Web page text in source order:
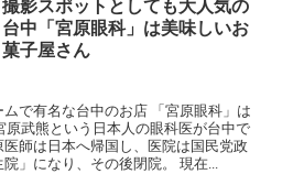
撮影スポットとしても大人気の
台中「宮原眼科」は美味しいお
菓子屋さん
で有名な台中のお店 「宮原眼科」は
原武熊という日本人の眼科医が台中で
師は日本へ帰国し、医院は国民党政
」になり、その後閉院。 現在...